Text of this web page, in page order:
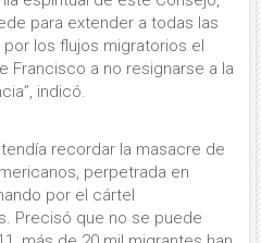
para extender a todas las
los flujos migratorios el
Francisco a no resignarse a la
indicó.
recordar la masacre de
perpetrada en
por el cártel
Precisó que no se puede